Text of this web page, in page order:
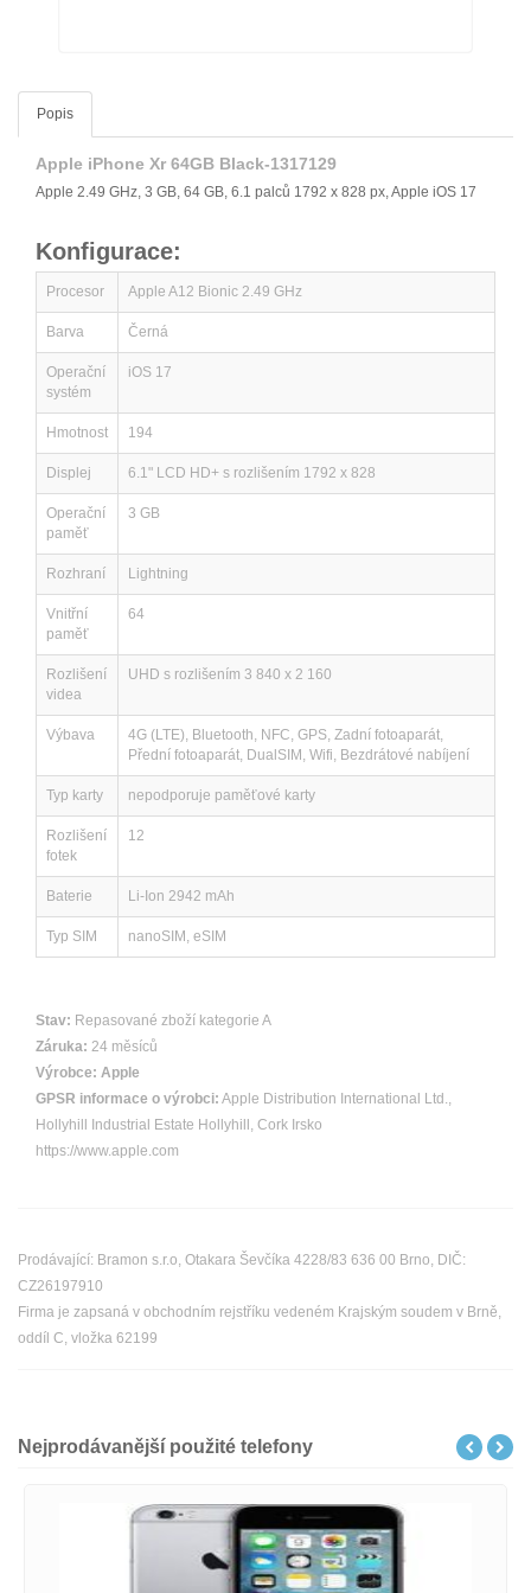
Popis
Apple iPhone Xr 64GB Black-1317129
Apple 2.49 GHz, 3 GB, 64 GB, 6.1 palců 1792 x 828 px, Apple iOS 17
Konfigurace:
Procesor Apple A12 Bionic 2.49 GHz
Barva Černá
Operační
systém
iOS 17
Hmotnost 194
Displej 6.1" LCD HD+ s rozlišením 1792 x 828
Operační
paměť
3 GB
Rozhraní Lightning
Vnitřní
paměť
64
Rozlišení
videa
UHD s rozlišením 3 840 x 2 160
Výbava
4G (LTE), Bluetooth, NFC, GPS, Zadní fotoaparát,
Přední fotoaparát, DualSIM, Wifi, Bezdrátové nabíjení
Typ karty nepodporuje paměťové karty
Rozlišení
fotek
12
Baterie Li-Ion 2942 mAh
Typ SIM nanoSIM, eSIM
Stav: Repasované zboží kategorie A
Záruka: 24 měsíců
Výrobce: Apple
GPSR informace o výrobci: Apple Distribution International Ltd.,
Hollyhill Industrial Estate Hollyhill, Cork Irsko
https://www.apple.com
Prodávající: Bramon s.r.o, Otakara Ševčíka 4228/83 636 00 Brno, DIČ:
CZ26197910
Firma je zapsaná v obchodním rejstříku vedeném Krajským soudem v Brně,
oddíl C, vložka 62199
Nejprodávanější použité telefony